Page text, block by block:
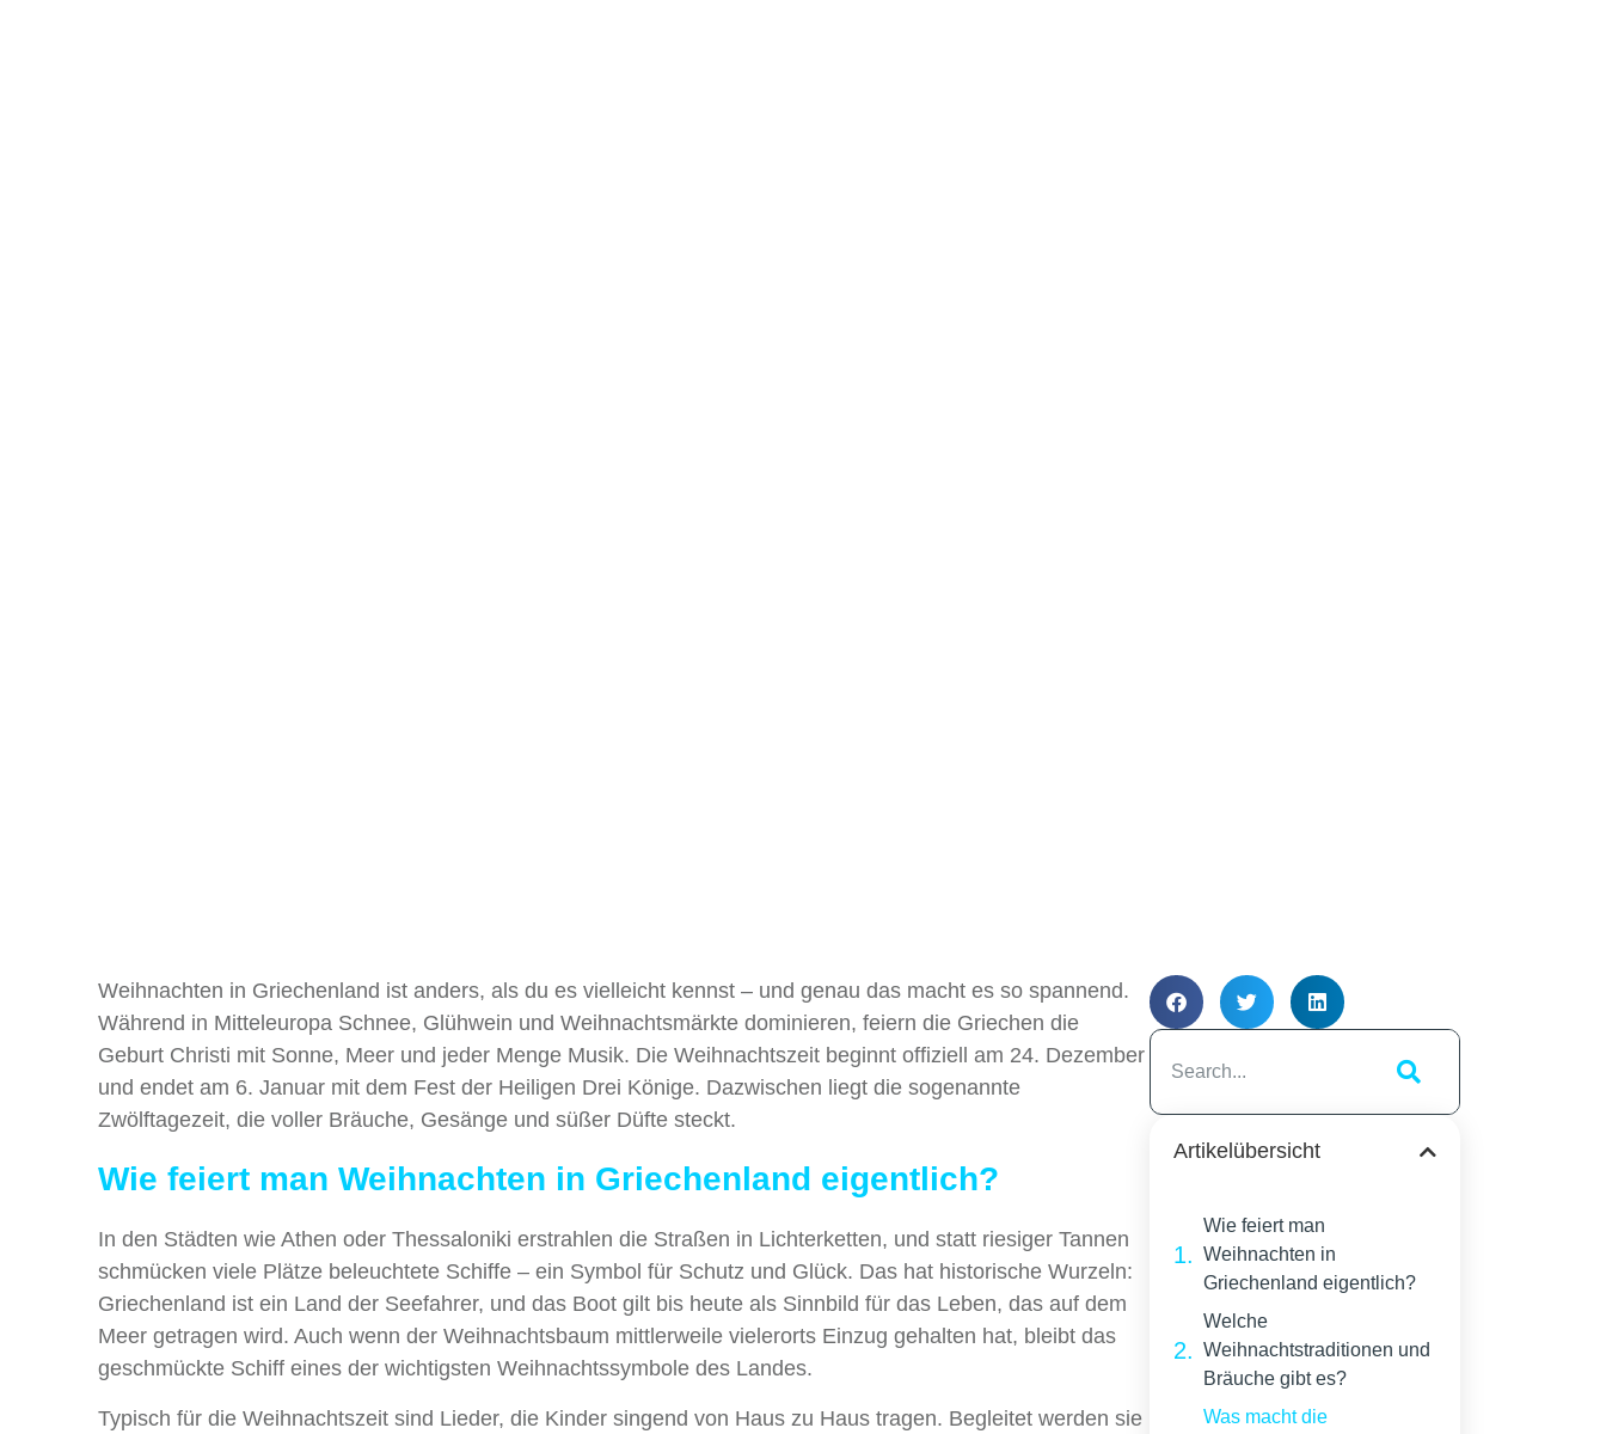
Weihnachten in Griechenland ist anders, als du es vielleicht kennst – und genau das macht es so spannend.
Während in Mitteleuropa Schnee, Glühwein und Weihnachtsmärkte dominieren, feiern die Griechen die
Geburt Christi mit Sonne, Meer und jeder Menge Musik. Die Weihnachtszeit beginnt offiziell am 24. Dezember
und endet am 6. Januar mit dem Fest der Heiligen Drei Könige. Dazwischen liegt die sogenannte
Zwölftagezeit, die voller Bräuche, Gesänge und süßer Düfte steckt.
Wie feiert man Weihnachten in Griechenland eigentlich?
In den Städten wie Athen oder Thessaloniki erstrahlen die Straßen in Lichterketten, und statt riesiger Tannen
schmücken viele Plätze beleuchtete Schiffe – ein Symbol für Schutz und Glück. Das hat historische Wurzeln:
Griechenland ist ein Land der Seefahrer, und das Boot gilt bis heute als Sinnbild für das Leben, das auf dem
Meer getragen wird. Auch wenn der Weihnachtsbaum mittlerweile vielerorts Einzug gehalten hat, bleibt das
geschmückte Schiff eines der wichtigsten Weihnachtssymbole des Landes.
Typisch für die Weihnachtszeit sind Lieder, die Kinder singend von Haus zu Haus tragen. Begleitet werden sie
Artikelübersicht
Wie feiert man
Weihnachten in
Griechenland eigentlich?
Welche
Weihnachtstraditionen und
Bräuche gibt es?
Was macht die